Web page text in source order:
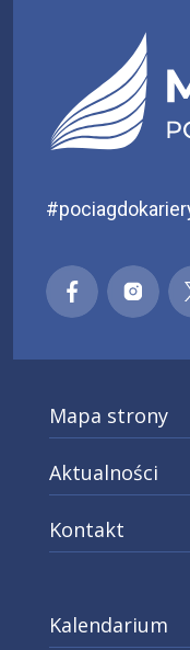
Małopolski
Mapa strony
Aktualności
Kontakt
Kalendarium